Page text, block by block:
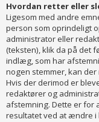
Hvordan retter eller
Ligesom med andre
person som oprindeligt
administrator eller
(teksten), klik da på det
indlæg, som har
nogen stemmer, kan
Hvis der derimod er
redaktører og
afstemning. Dette er for
resultatet ved at ændre i